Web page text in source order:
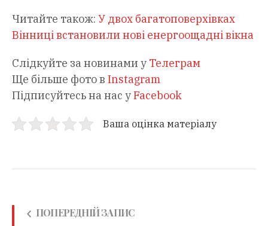
Читайте також: У двох багатоповерхівках
Вінниці встановили нові енергоощадні вікна
Слідкуйте за новинами у Телеграм
Ще більше фото в Instagram
Підписуйтесь на нас уFacebook
Ваша оцінка матеріалу
ПОПЕРЕДНІЙ ЗАПИС